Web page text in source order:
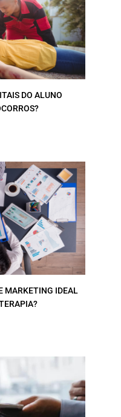
DO ALUNO
MARKETING IDEAL